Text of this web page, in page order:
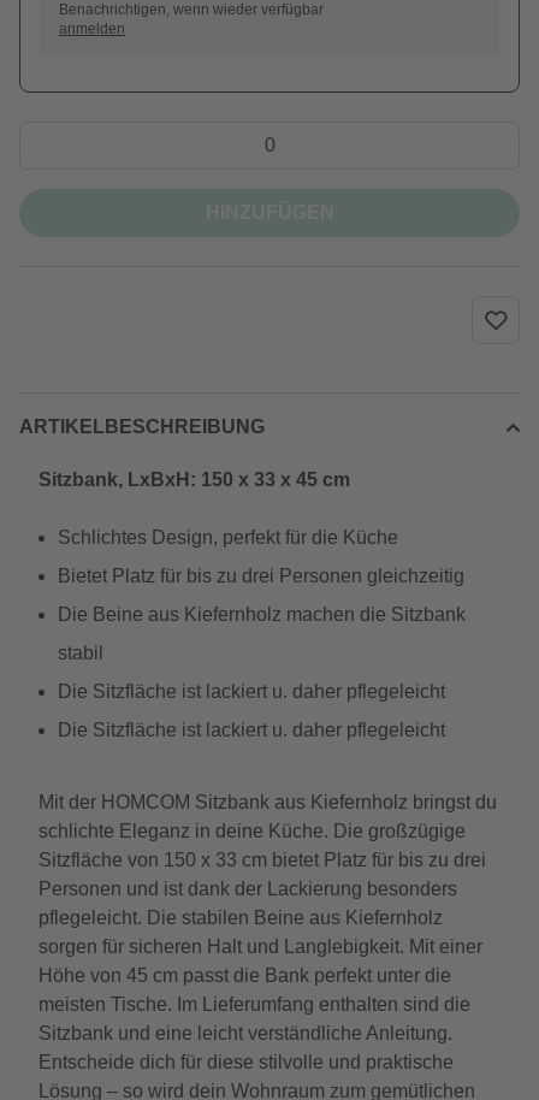
Benachrichtigen, wenn wieder verfügbar
anmelden
ARTIKELBESCHREIBUNG
Sitzbank, LxBxH: 150 x 33 x 45 cm
Schlichtes Design, perfekt für die Küche
Bietet Platz für bis zu drei Personen gleichzeitig
Die Beine aus Kiefernholz machen die Sitzbank
stabil
Die Sitzfläche ist lackiert u. daher pflegeleicht
Die Sitzfläche ist lackiert u. daher pflegeleicht
Mit der HOMCOM Sitzbank aus Kiefernholz bringst du
schlichte Eleganz in deine Küche. Die großzügige
Sitzfläche von 150 x 33 cm bietet Platz für bis zu drei
Personen und ist dank der Lackierung besonders
pflegeleicht. Die stabilen Beine aus Kiefernholz
sorgen für sicheren Halt und Langlebigkeit. Mit einer
Höhe von 45 cm passt die Bank perfekt unter die
meisten Tische. Im Lieferumfang enthalten sind die
Sitzbank und eine leicht verständliche Anleitung.
Entscheide dich für diese stilvolle und praktische
Lösung – so wird dein Wohnraum zum gemütlichen